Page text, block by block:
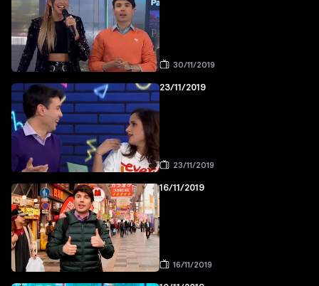
30/11/2019
23/11/2019
23/11/2019
16/11/2019
16/11/2019